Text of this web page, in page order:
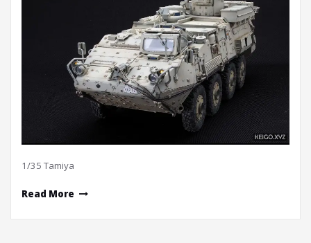
1/35 Tamiya
Read More